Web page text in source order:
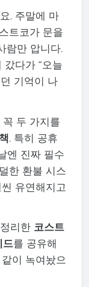
. 주말에 마
트코가 문을
람만 압니다.
다가 “오늘
기억이 나
두 가지를
. 특히 공휴
엔 진짜 필수
한 환불 시스
유연해지고
리한 코스트
드를 공유해
이 녹여놨으